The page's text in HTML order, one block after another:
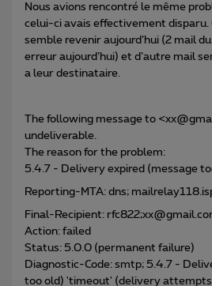
Nous avions rencontré le même
celui-ci avais effectivement disparu.
semble revenir aujourd’hui (2 mail
erreur aujourd’hui) et d’autre mail
a leur destinataire.
The following message to
undeliverable.
The reason for the problem:
5.4.7 - Delivery expired (message
Reporting-MTA: dns;
Final-Recipient:
Action: failed
Status: 5.0.0 (permanent failure)
Diagnostic-Code: smtp; 5.4.7 -
too old) 'timeout' (delivery